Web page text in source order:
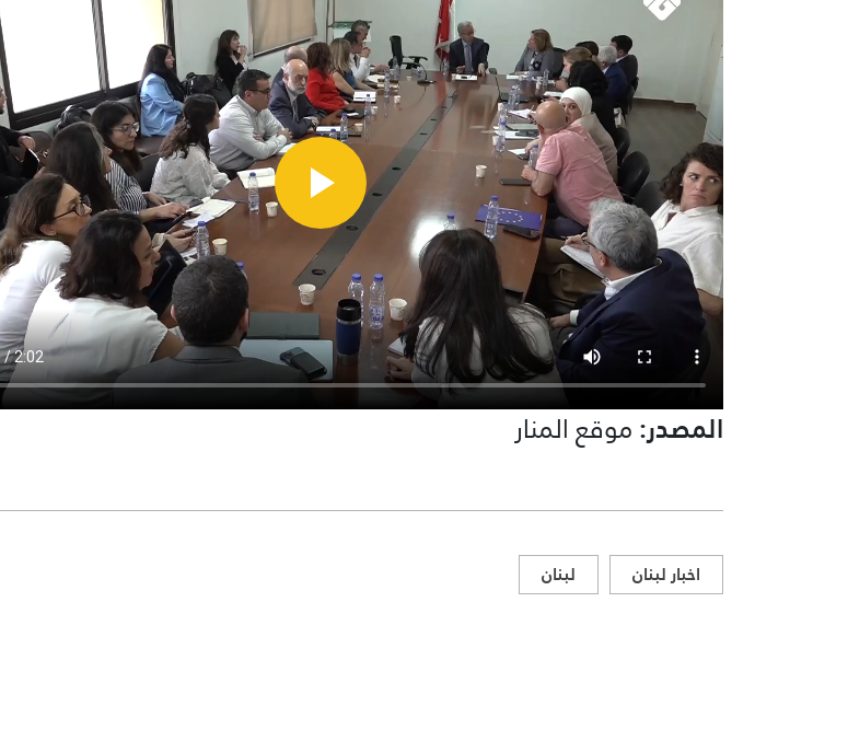
المصدر:موقع المنار
اخبار لبنان لبنان